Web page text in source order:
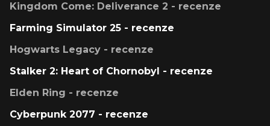
Kingdom Come: Deliverance 2 - recenze
Farming Simulator 25 - recenze
Hogwarts Legacy - recenze
Stalker 2: Heart of Chornobyl - recenze
Elden Ring - recenze
Cyberpunk 2077 - recenze